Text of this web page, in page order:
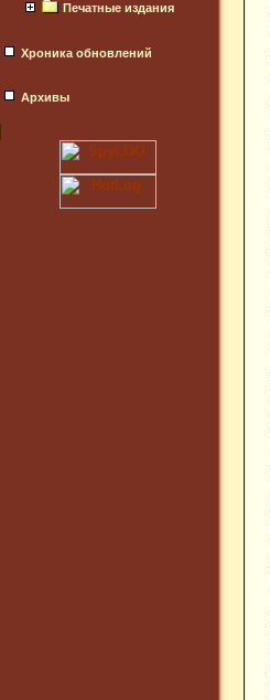
Печатные издания
Хроника обновлений
Архивы